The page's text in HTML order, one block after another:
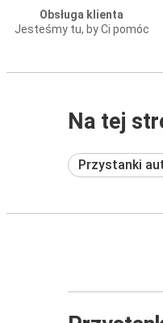
Obsługa klienta
Jesteśmy tu, by Ci pomóc
Na tej
Przystanki